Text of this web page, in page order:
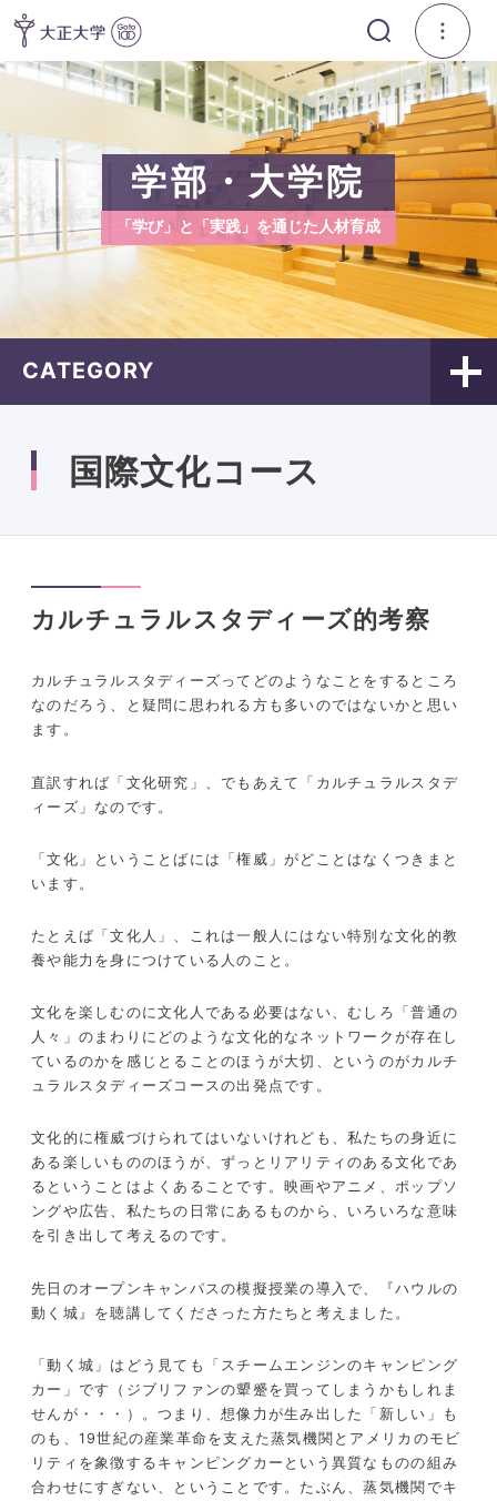
学部・大学院
「学び」と「実践」を通じた人材育成
CATEGORY
国際文化コース
カルチュラルスタディーズ的考察
カルチュラルスタディーズってどのようなことをするところ
なのだろう、と疑問に思われる方も多いのではないかと思い
ます。
直訳すれば「文化研究」、でもあえて「カルチュラルスタデ
ィーズ」なのです。
「文化」ということばには「権威」がどことはなくつきまと
います。
たとえば「文化人」、これは一般人にはない特別な文化的教
養や能力を身につけている人のこと。
文化を楽しむのに文化人である必要はない、むしろ「普通の
人々」のまわりにどのような文化的なネットワークが存在し
ているのかを感じとることのほうが大切、というのがカルチ
ュラルスタディーズコースの出発点です。
文化的に権威づけられてはいないけれども、私たちの身近に
ある楽しいもののほうが、ずっとリアリティのある文化であ
るということはよくあることです。映画やアニメ、ポップソ
ングや広告、私たちの日常にあるものから、いろいろな意味
を引き出して考えるのです。
先日のオープンキャンパスの模擬授業の導入で、『ハウルの
動く城』を聴講してくださった方たちと考えました。
「動く城」はどう見ても「スチームエンジンのキャンピング
カー」です（ジブリファンの顰蹙を買ってしまうかもしれま
せんが・・・）。つまり、想像力が生み出した「新しい」も
のも、19世紀の産業革命を支えた蒸気機関とアメリカのモビ
リティを象徴するキャンピングカーという異質なものの組み
合わせにすぎない、ということです。たぶん、蒸気機関でキ